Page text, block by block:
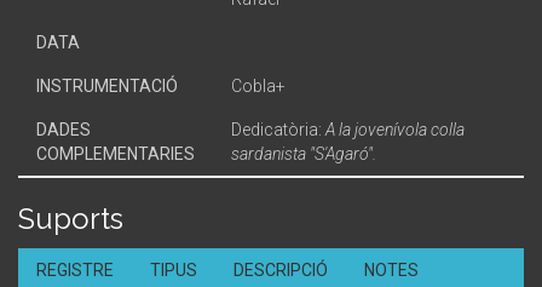
DATA
INSTRUMENTACIÓ Cobla+
DADES
COMPLEMENTARIES
Dedicatòria: A la jovenívola colla
sardanista "S'Agaró".
Suports
REGISTRE TIPUS DESCRIPCIÓ NOTES